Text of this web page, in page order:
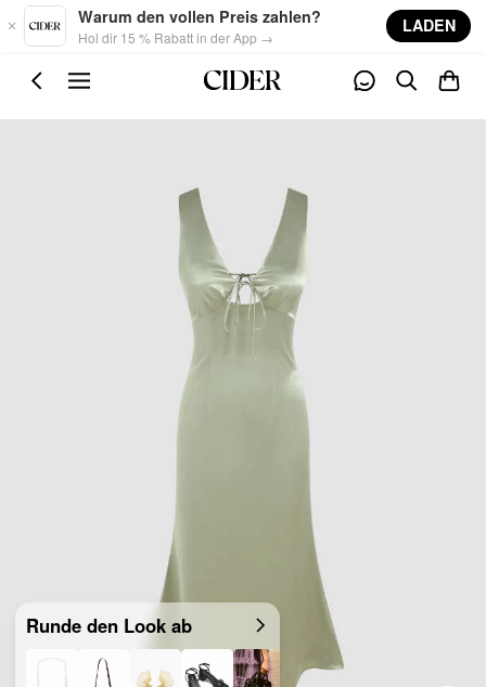
Skip to main content
Warum den vollen Preis zahlen?
Hol dir 15 % Rabatt in der App →
LADEN
Runde den Look ab